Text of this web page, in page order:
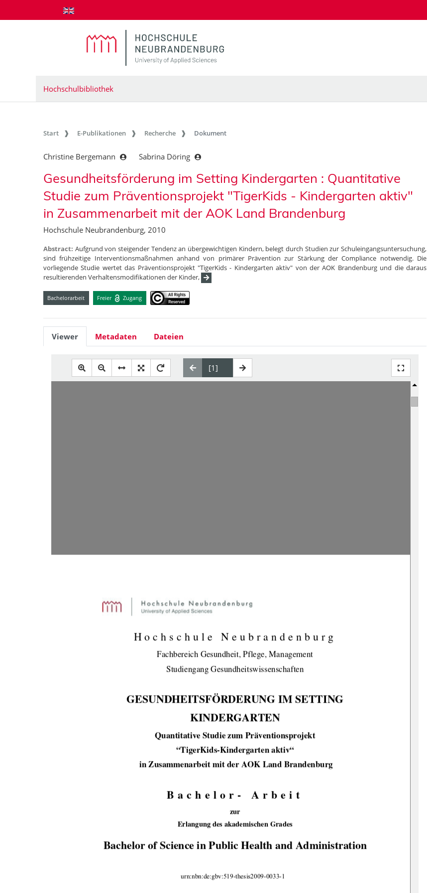
zum Inhalt springen
Hochschulbibliothek
Start E-Publikationen Recherche Dokument
Christine Bergemann Sabrina Döring
Gesundheitsförderung im Setting Kindergarten : Quantitative
Studie zum Präventionsprojekt "TigerKids - Kindergarten aktiv"
in Zusammenarbeit mit der AOK Land Brandenburg
Hochschule Neubrandenburg, 2010
Abstract: Aufgrund von steigender Tendenz an übergewichtigen Kindern, belegt durch Studien zur Schuleingangsuntersuchung,
sind frühzeitige Interventionsmaßnahmen anhand von primärer Prävention zur Stärkung der Compliance notwendig. Die
vorliegende Studie wertet das Präventionsprojekt "TigerKids - Kindergarten aktiv" von der AOK Brandenburg und die daraus
resultierenden Verhaltensmodifikationen der Kinder,
Bachelorarbeit Freier Zugang
Viewer Metadaten Dateien
Hochschule Neubrandenburg
Fachbereich Gesundheit, Pflege, Management
Studiengang Gesundheitswissenschaften
GESUNDHEITSFÖRDERUNG IM SETTING
KINDERGARTEN
Quantitative Studie zum Präventionsprojekt
“TigerKids-Kindergarten aktiv“
in Zusammenarbeit mit der AOK Land Brandenburg
Bachelor- Arbeit
zur
Erlangung des akademischen Grades
Bachelor of Science in Public Health and Administration
                                   urn:nbn:de:gbv:519-thesis2009-0033-1